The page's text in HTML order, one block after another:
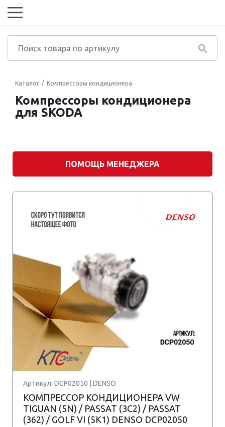
Каталог Компрессоры кондиционера
Компрессоры кондиционера
для SKODA
автомобиля
двигателя
ПОМОЩЬ МЕНЕДЖЕРА
Артикул: DCP02050 | DENSO
КОМПРЕССОР КОНДИЦИОНЕРА VW
TIGUAN (5N) / PASSAT (3C2) / PASSAT
(362) / GOLF VI (5K1) DENSO DCP02050